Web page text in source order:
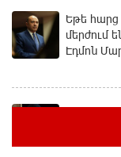
Եթե հարց
մերժում
Էդմոն
Այսօր
Ամենայն